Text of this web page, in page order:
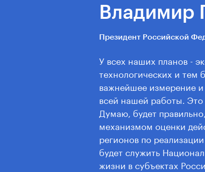
Владимир
Президент Российской
У всех наших планов -
технологических и тем
важнейшее измерение
всей нашей работы. Это
Думаю, будет
механизмом оценки
регионов по
будет служить
жизни в субъектах